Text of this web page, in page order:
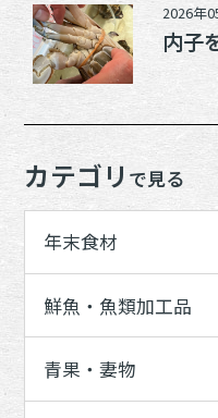
2026年
内子
カテゴリ で見る
年末食材
鮮魚・魚類加工品
青果・妻物